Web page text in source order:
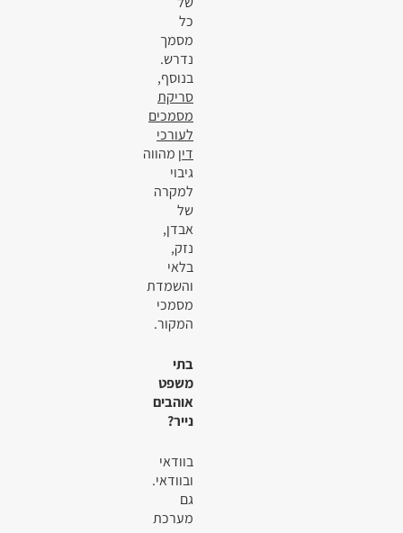
כל
מסמך
נדרש.
בנוסף,
סריקת
מסמכים
לעורכי
דין מהווה
גיבוי
למקרה
של
אבדן,
נזק,
בלאי
והשמדת
מסמכי
המקור.
בתי
משפט
אוהבים
נייר?
בוודאי
ובוודאי.
גם
מערכת